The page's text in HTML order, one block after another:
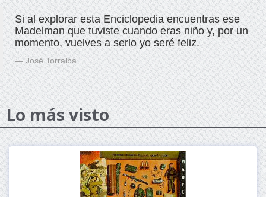
Si al explorar esta Enciclopedia encuentras ese
Madelman que tuviste cuando eras niño y, por un
momento, vuelves a serlo yo seré feliz.
José Torralba
Lo más visto